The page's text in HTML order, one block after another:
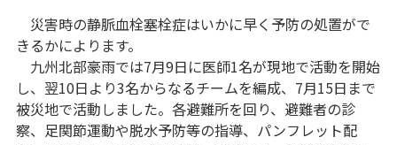
災害時の静脈血栓塞栓症はいかに早く予防の処置がで
きるかによります。
九州北部豪雨では7月9日に医師1名が現地で活動を開始
し、翌10日より3名からなるチームを編成、7月15日まで
被災地で活動しました。各避難所を回り、避難者の診
察、足関節運動や脱水予防等の指導、パンフレット配